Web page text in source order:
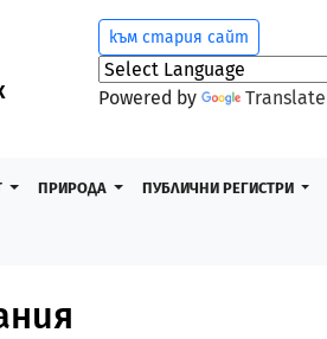
към стария сайт
Powered by Translate
ПРИРОДА ПУБЛИЧНИ РЕГИСТРИ